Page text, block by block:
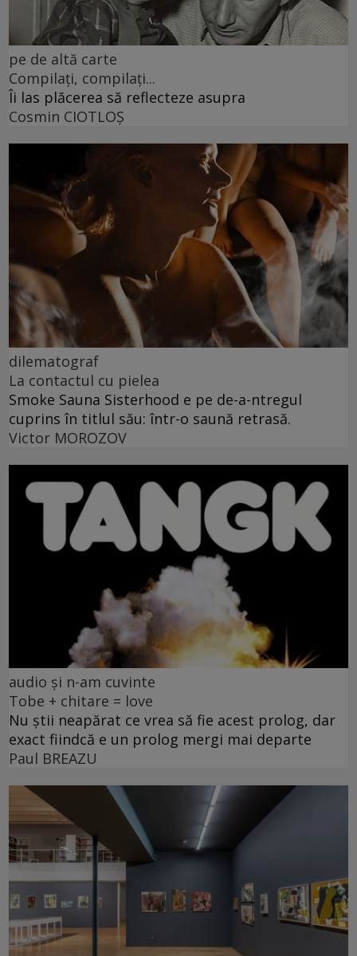
pe de altă carte
Compilați, compilați...
Îi las plăcerea să reflecteze asupra
Cosmin CIOTLOŞ
dilematograf
La contactul cu pielea
Smoke Sauna Sisterhood e pe de-a-ntregul
cuprins în titlul său: într-o saună retrasă.
Victor MOROZOV
audio și n-am cuvinte
Tobe + chitare = love
Nu știi neapărat ce vrea să fie acest prolog, dar
exact fiindcă e un prolog mergi mai departe
Paul BREAZU